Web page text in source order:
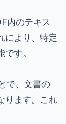
内のテキス
により、特定
す。
で、文書の
ります。これ